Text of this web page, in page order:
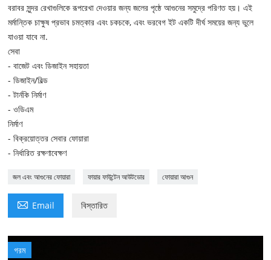
বরাবর সুন্দর রেখাগুলিকে রূপরেখা দেওয়ার জন্য জলের পৃষ্ঠে আগুনের সমুদ্রে পরিণত হয়। এই
মর্মান্তিক চাক্ষুষ প্রভাব চমত্কার এবং চকচকে, এবং ভরবেগ ইট একটি দীর্ঘ সময়ের জন্য ভুলে
যাওয়া যাবে না.
সেবা
- বাজেট এবং ডিজাইন সহায়তা
- ডিজাইন/বিল্ড
- টার্নকি নির্মাণ
- ওডিএম
নির্মাণ
- বিক্রয়োত্তর সেবার ফোয়ারা
- নির্ধারিত রক্ষণাবেক্ষণ
জল এবং আগুনের ফোয়ারা ফায়ার ফাউন্টেন আউটডোর ফোয়ারা আগুন
 Email বিস্তারিত
গরম